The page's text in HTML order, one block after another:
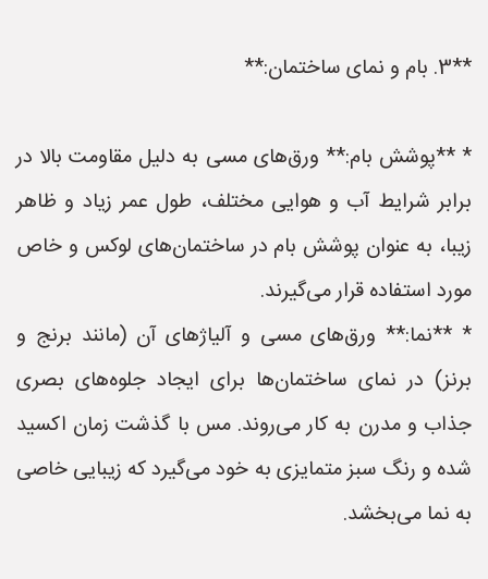
**3. بام و نمای ساختمان:**
* **پوشش بام:** ورق‌های مسی به دلیل مقاومت بالا در
برابر شرایط آب و هوایی مختلف، طول عمر زیاد و ظاهر
زیبا، به عنوان پوشش بام در ساختمان‌های لوکس و خاص
مورد استفاده قرار می‌گیرند.
* **نما:** ورق‌های مسی و آلیاژهای آن (مانند برنج و
برنز) در نمای ساختمان‌ها برای ایجاد جلوه‌های بصری
جذاب و مدرن به کار می‌روند. مس با گذشت زمان اکسید
شده و رنگ سبز متمایزی به خود می‌گیرد که زیبایی خاصی
به نما می‌بخشد.